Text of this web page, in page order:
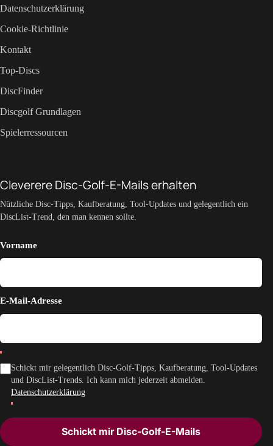
Datenschutzerklärung
Cookie-Richtlinie
Kontakt
Top-Discs
DiscFinder
Discgolf Grundlagen
Spielerressourcen
Cleverere Disc-Golf-E-Mails erhalten
Nützliche Disc-Tipps, Kaufberatung, Tool-Updates und gelegentlich ein
DiscList-Trend, den man kennen sollte.
Vorname
E-Mail-Adresse
Schickt mir gelegentlich Disc-Golf-Tipps, Kaufberatung, Tool-Updates
und DiscList-Trends. Ich kann mich jederzeit abmelden.
Datenschutzerklärung
Schickt mir Disc-Golf-E-Mails